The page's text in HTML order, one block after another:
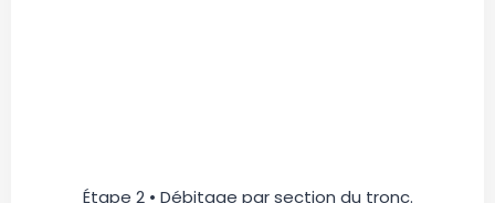
Étape 2 • Débitage par section du tronc.